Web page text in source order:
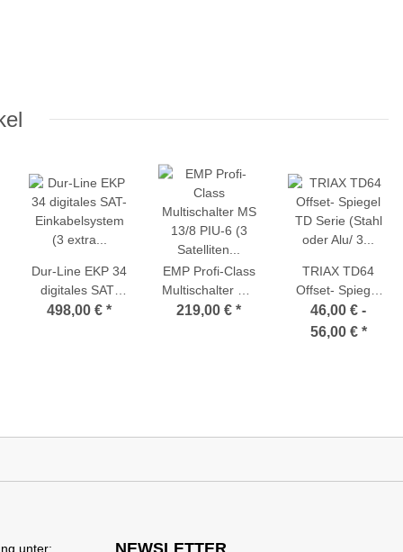
Dur-Line EKP 34
digitales SAT-
Einkabelsystem
498,00 € *
EMP Profi-Class
Multischalter MS
13/8 PIU-6 (3
219,00 € *
TRIAX TD64
Offset- Spiegel
TD Serie (Stahl
oder Alu/ 3
46,00 € -
56,00 € *
unter: NEWSLETTER